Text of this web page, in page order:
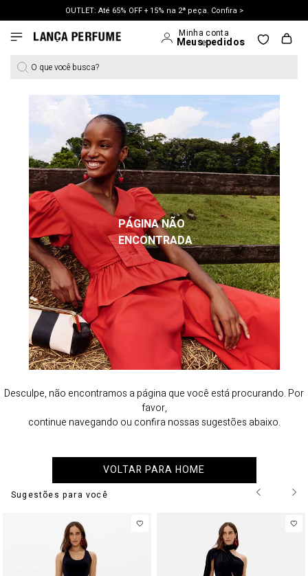
OUTLET: Até 65% OFF + 15% na 2ª peça. Confira >
LANÇAMENTO PRIMAVERA 27. Clique e aproveite.
O que você busca?
PÁGINA NÃO
ENCONTRADA
Desculpe, não encontramos a página que você está procurando. Por
favor,
continue navegando ou confira nossas sugestões abaixo.
VOLTAR PARA HOME
Sugestões para você